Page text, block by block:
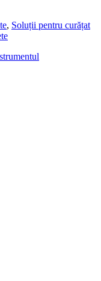
, Soluții pentru curățat